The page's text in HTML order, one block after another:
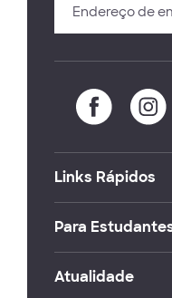
Links Rápidos
Para
Atualidade